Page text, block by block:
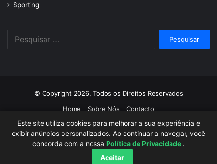
Este site utiliza cookies para melhorar a sua experiência e
exibir anúncios personalizados. Ao continuar a navegar, você
concorda com a nossa Política de Privacidade .
Aceitar
Sporting
© Copyright 2026, Todos os Direitos Reservados
Home
Sobre Nós Contacto
Facebook
TwitterYouTubeInstagram